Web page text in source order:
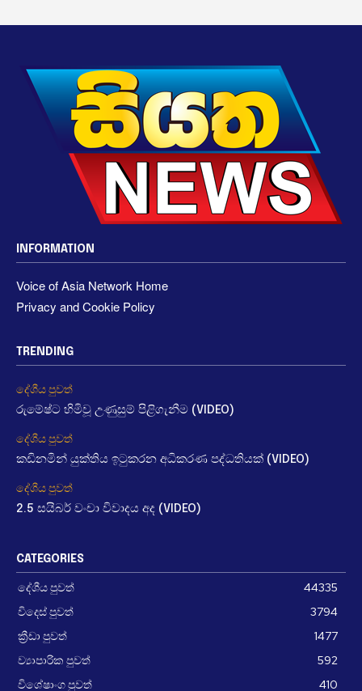
INFORMATION
Voice of Asia Network Home
Privacy and Cookie Policy
TRENDING
දේශීය පුවත්
රුමේෂ්ට හිමිවූ උණුසුම් පිළිගැනීම (VIDEO)
දේශීය පුවත්
කඩිනමින් යුක්තිය ඉටුකරන අධිකරණ පද්ධතියක් (VIDEO)
දේශීය පුවත්
2.5 සයිබර් වංචා විවාදය අද (VIDEO)
CATEGORIES
දේශීය පුවත්
44335
විදෙස් පුවත්
3794
ක්‍රීඩා පුවත්
1477
ව්‍යාපාරික පුවත්
592
විශේෂාංග පුවත්
410